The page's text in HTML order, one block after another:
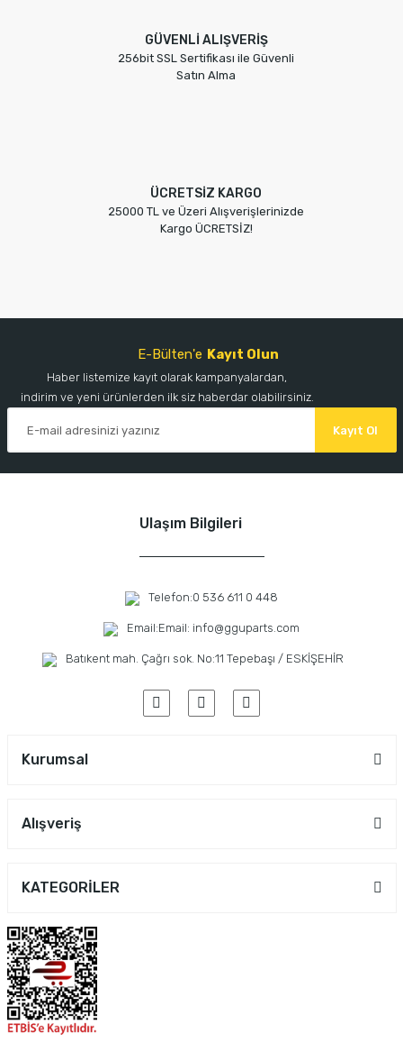
GÜVENLİ ALIŞVERİŞ
256bit SSL Sertifikası ile Güvenli
Satın Alma
ÜCRETSİZ KARGO
25000 TL ve Üzeri Alışverişlerinizde
Kargo ÜCRETSİZ!
E-Bülten'e Kayıt Olun
Haber listemize kayıt olarak kampanyalardan,
indirim ve yeni ürünlerden ilk siz haberdar olabilirsiniz.
Kayıt Ol
Ulaşım Bilgileri
Telefon:0 536 611 0 448
Email:Email: info@gguparts.com
Batıkent mah. Çağrı sok. No:11 Tepebaşı / ESKİŞEHİR
Kurumsal
Alışveriş
KATEGORİLER